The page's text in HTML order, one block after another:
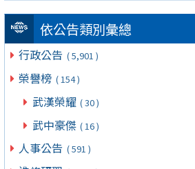
依公告類別彙總
行政公告 ( 5,901 )
榮譽榜 ( 154 )
武漢榮耀 ( 30 )
武中豪傑 ( 16 )
人事公告 ( 591 )